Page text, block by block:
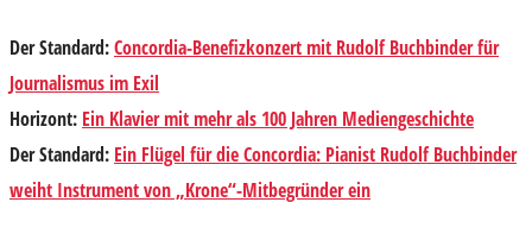
Der Standard:Concordia-Benefizkonzert mit Rudolf Buchbinder für
Journalismus im Exil
Horizont: Ein Klavier mit mehr als 100 Jahren Mediengeschichte
Der Standard: Ein Flügel für die Concordia: Pianist Rudolf Buchbinder
weiht Instrument von „Krone“-Mitbegründer ein